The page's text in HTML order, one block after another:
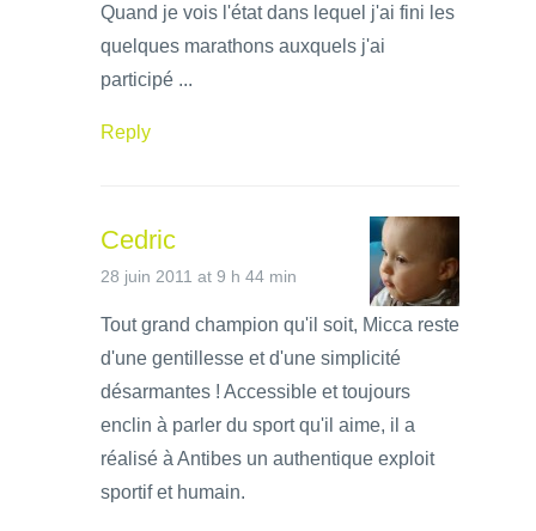
Quand je vois l'état dans lequel j'ai fini les
quelques marathons auxquels j'ai
participé ...
Reply
Cedric
28 juin 2011 at 9 h 44 min
Tout grand champion qu'il soit, Micca reste
d'une gentillesse et d'une simplicité
désarmantes ! Accessible et toujours
enclin à parler du sport qu'il aime, il a
réalisé à Antibes un authentique exploit
sportif et humain.